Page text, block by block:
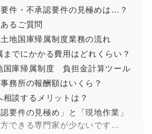
件・不承認要件の見極めは…？
あるご質問
地国庫帰属制度業務の流れ
までにかかる費用はどれくらい？
国庫帰属制度 負担金計算ツール
務所の報酬額はいくら？
相談するメリットは？
認要件の見極め」と「現地作業」
方できる専門家が少ないです…